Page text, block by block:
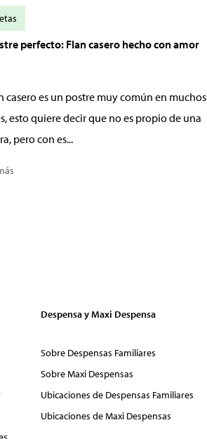
perfecto: Flan casero hecho con amor
casero es un postre muy común en muchos
esto quiere decir que no es propio de una
pero con es...
Despensa y Maxi Despensa
Sobre Despensas Familiares
Sobre Maxi Despensas
Ubicaciones de Despensas Familiares
Ubicaciones de Maxi Despensas